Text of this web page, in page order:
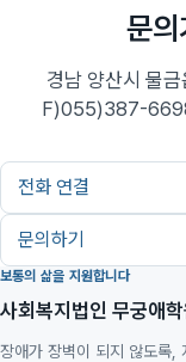
문
경남 양산시 물
F)055)387-
전화 연결
문의하기
보통의 삶을 지원합니다
사회복지법인 무궁애학
장애가 장벽이 되지 않도록,